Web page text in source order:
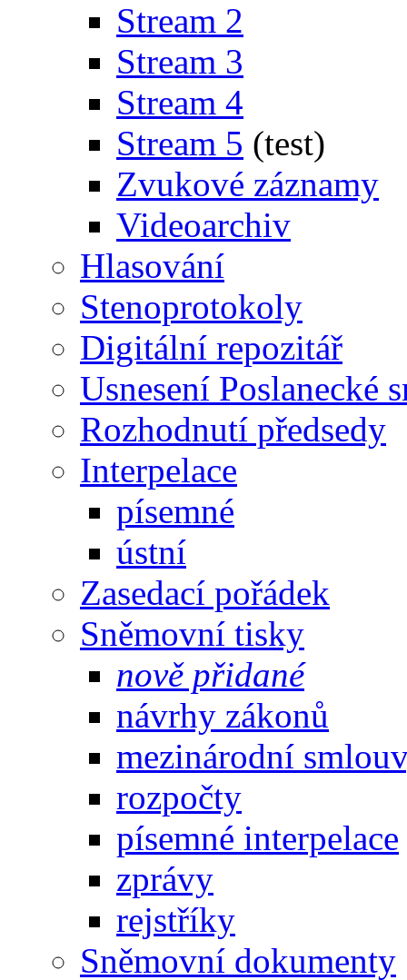
Stream 2
Stream 3
Stream 4
Stream 5 (test)
Zvukové záznamy
Videoarchiv
Hlasování
Stenoprotokoly
Digitální repozitář
Usnesení Poslanecké
Rozhodnutí předsedy
Interpelace
písemné
ústní
Zasedací pořádek
Sněmovní tisky
nově přidané
návrhy zákonů
mezinárodní
rozpočty
písemné interpelace
zprávy
rejstříky
Sněmovní dokumenty